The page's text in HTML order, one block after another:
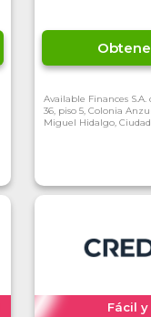
Available Finances
36, piso 5, Colonia
Miguel Hidalgo,
Fácil